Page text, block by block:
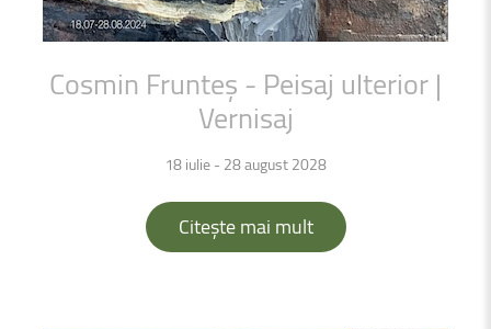
Cosmin Frunteș - Peisaj ulterior |
Vernisaj
18 iulie - 28 august 2028
Citește mai mult